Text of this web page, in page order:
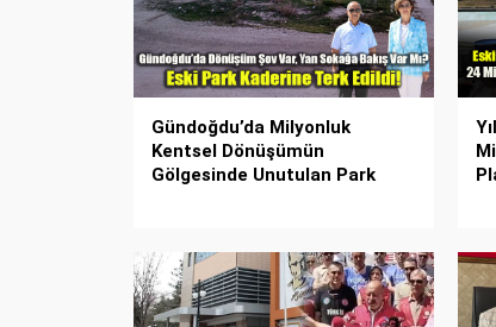
Gündoğdu’da Milyonluk
Kentsel Dönüşümün
Gölgesinde Unutulan Park